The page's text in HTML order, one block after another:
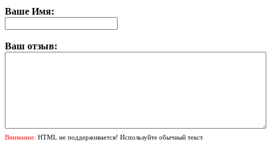
Ваше Имя:
Ваш отзыв:
Внимание: HTML не поддерживается! Используйте обычный текст.